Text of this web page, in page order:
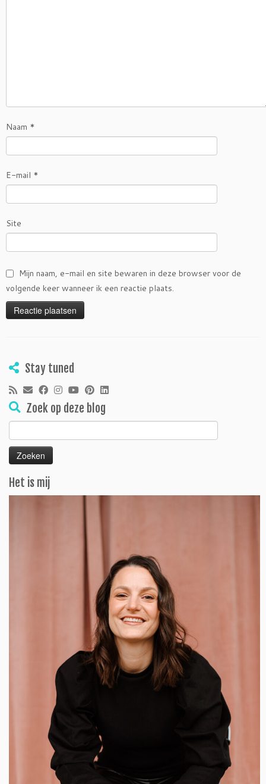
Naam *
E-mail *
Site
Mijn naam, e-mail en site bewaren in deze browser voor de
volgende keer wanneer ik een reactie plaats.
Stay tuned
Zoek op deze blog
Zoeken
naar:
Het is mij